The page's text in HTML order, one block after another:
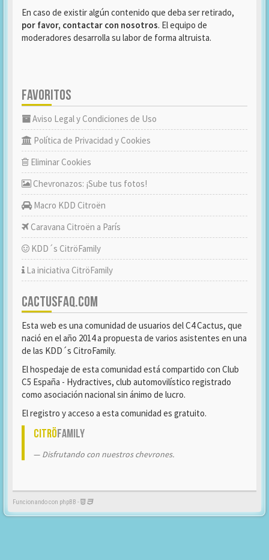
En caso de existir algún contenido que deba ser retirado,
por favor, contactar con nosotros. El equipo de
moderadores desarrolla su labor de forma altruista.
FAVORITOS
Aviso Legal y Condiciones de Uso
Política de Privacidad y Cookies
Eliminar Cookies
Chevronazos: ¡Sube tus fotos!
Macro KDD Citroën
Caravana Citroën a París
KDD´s CitröFamily
La iniciativa CitröFamily
CACTUSFAQ.COM
Esta web es una comunidad de usuarios del C4 Cactus, que
nació en el año 2014 a propuesta de varios asistentes en una
de las KDD´s CitroFamily.
El hospedaje de esta comunidad está compartido con Club
C5 España - Hydractives, club automovilístico registrado
como asociación nacional sin ánimo de lucro.
El registro y acceso a esta comunidad es gratuito.
CitröFamily
Disfrutando con nuestros chevrones.
Funcionando con phpBB -